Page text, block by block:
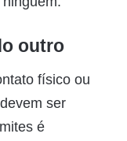
outro
físico ou
ser
é